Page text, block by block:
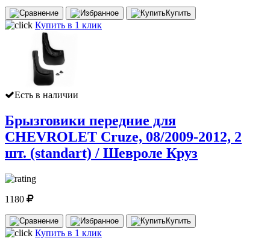
Купить
Купить в 1 клик
Есть в наличии
Брызговики передние для
CHEVROLET Cruze, 08/2009-2012, 2
шт. (standart) / Шевроле Круз
1180
Купить
Купить в 1 клик